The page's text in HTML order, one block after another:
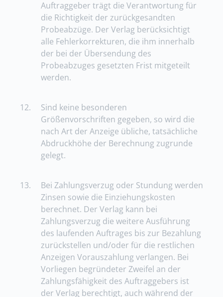
Auftraggeber trägt die Verantwortung für
die Richtigkeit der zurückgesandten
Probeabzüge. Der Verlag berücksichtigt
alle Fehlerkorrekturen, die ihm innerhalb
der bei der Übersendung des
Probeabzuges gesetzten Frist mitgeteilt
werden.
12.
Sind keine besonderen
Größenvorschriften gegeben, so wird die
nach Art der Anzeige übliche, tatsächliche
Abdruckhöhe der Berechnung zugrunde
gelegt.
13.
Bei Zahlungsverzug oder Stundung werden
Zinsen sowie die Einziehungskosten
berechnet. Der Verlag kann bei
Zahlungsverzug die weitere Ausführung
des laufenden Auftrages bis zur Bezahlung
zurückstellen und/oder für die restlichen
Anzeigen Vorauszahlung verlangen. Bei
Vorliegen begründeter Zweifel an der
Zahlungsfähigkeit des Auftraggebers ist
der Verlag berechtigt, auch während der